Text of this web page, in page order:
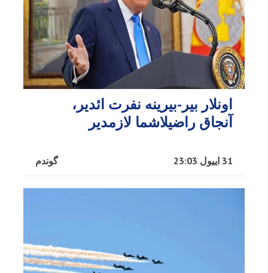
اونلار بیر-بیرینه نفرت ائدیر،
آنجاق راضیلاشما لازمدیر
گوندم 31 اییول 23:03